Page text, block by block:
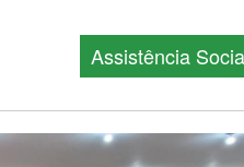
Assistência